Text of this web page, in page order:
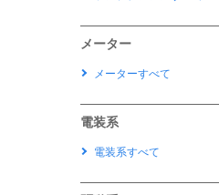
メーター
メーターすべて
電装系
電装系すべて